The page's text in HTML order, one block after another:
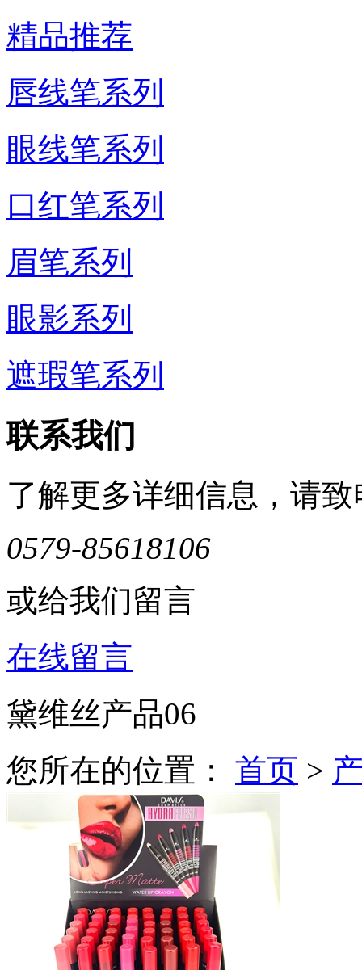
精品推荐
唇线笔系列
眼线笔系列
口红笔系列
眉笔系列
眼影系列
遮瑕笔系列
联系我们
了解更多详细信息，请致
0579-85618106
或给我们留言
在线留言
黛维丝产品06
您所在的位置： 首页 >